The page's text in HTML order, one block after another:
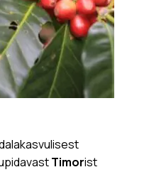
Timorist